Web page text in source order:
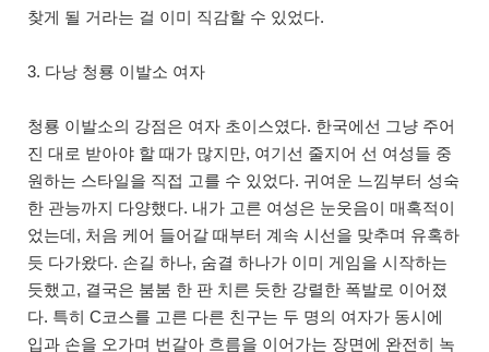
찾게 될 거라는 걸 이미 직감할 수 있었다.
3. 다낭 청룡 이발소 여자
청룡 이발소의 강점은 여자 초이스였다. 한국에선 그냥 주어
진 대로 받아야 할 때가 많지만, 여기선 줄지어 선 여성들 중
원하는 스타일을 직접 고를 수 있었다. 귀여운 느낌부터 성숙
한 관능까지 다양했다. 내가 고른 여성은 눈웃음이 매혹적이
었는데, 처음 케어 들어갈 때부터 계속 시선을 맞추며 유혹하
듯 다가왔다. 손길 하나, 숨결 하나가 이미 게임을 시작하는
듯했고, 결국은 붐붐 한 판 치른 듯한 강렬한 폭발로 이어졌
다. 특히 C코스를 고른 다른 친구는 두 명의 여자가 동시에
입과 손을 오가며 번갈아 흐름을 이어가는 장면에 완전히 녹